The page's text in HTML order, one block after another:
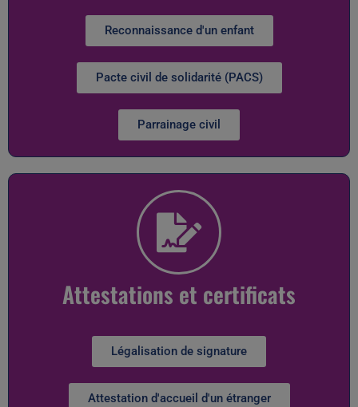
Reconnaissance d'un enfant
Pacte civil de solidarité (PACS)
Parrainage civil
Attestations et certificats
Légalisation de signature
Attestation d'accueil d'un étranger